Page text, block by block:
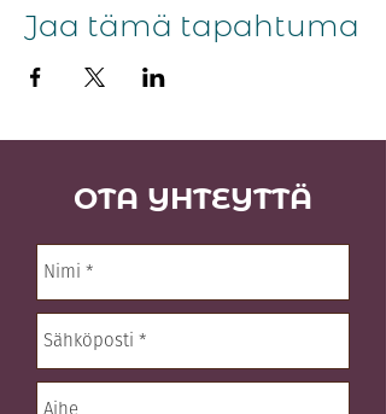
Jaa tämä tapahtuma
OTA YHTEYTTÄ